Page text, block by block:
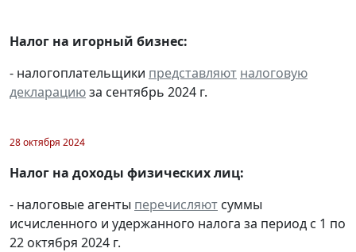
Налог на игорный бизнес:
- налогоплательщики представляют налоговую
декларациюза сентябрь 2024 г.
28 октября 2024
Налог на доходы физических лиц:
- налоговые агенты перечисляют суммы
исчисленного и удержанного налога за период с 1 по
22 октября 2024 г.